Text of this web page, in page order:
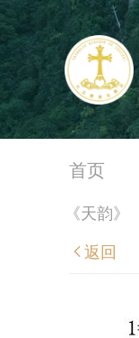
首页
《天韵》
返回